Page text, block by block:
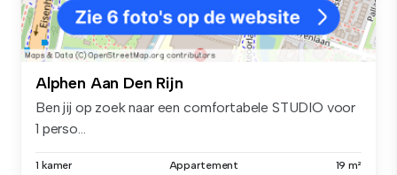
Alphen Aan Den Rijn
Ben jij op zoek naar een comfortabele STUDIO voor
1 perso...
1 kamer Appartement 19 m²